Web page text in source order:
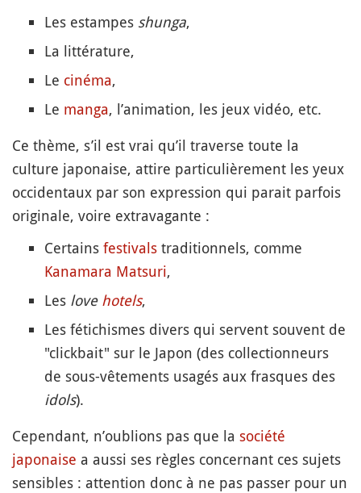
Les estampes shunga,
La littérature,
Le cinéma,
Le manga, l’animation, les jeux vidéo, etc.
Ce thème, s’il est vrai qu’il traverse toute la
culture japonaise, attire particulièrement les yeux
occidentaux par son expression qui parait parfois
originale, voire extravagante :
Certains festivals traditionnels, comme
Kanamara Matsuri,
Les love hotels,
Les fétichismes divers qui servent souvent de
"clickbait" sur le Japon (des collectionneurs
de sous-vêtements usagés aux frasques des
idols).
Cependant, n’oublions pas que la société
japonaise a aussi ses règles concernant ces sujets
sensibles : attention donc à ne pas passer pour un